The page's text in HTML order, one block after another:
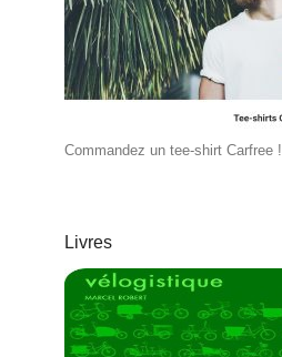
Commandez un tee-shirt Carfree !
Livres